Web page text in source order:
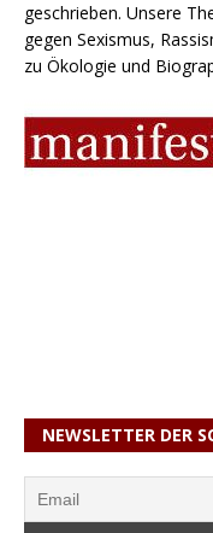
geschrieben. Unsere
gegen Sexismus,
zu Ökologie und
NEWSLETTER DER